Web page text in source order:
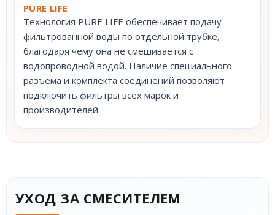
PURE LIFE
Технология PURE LIFE обеспечивает подачу
фильтрованной воды по отдельной трубке,
благодаря чему она не смешивается с
водопроводной водой. Наличие специального
разъема и комплекта соединений позволяют
подключить фильтры всех марок и
производителей.
УХОД ЗА СМЕСИТЕЛЕМ